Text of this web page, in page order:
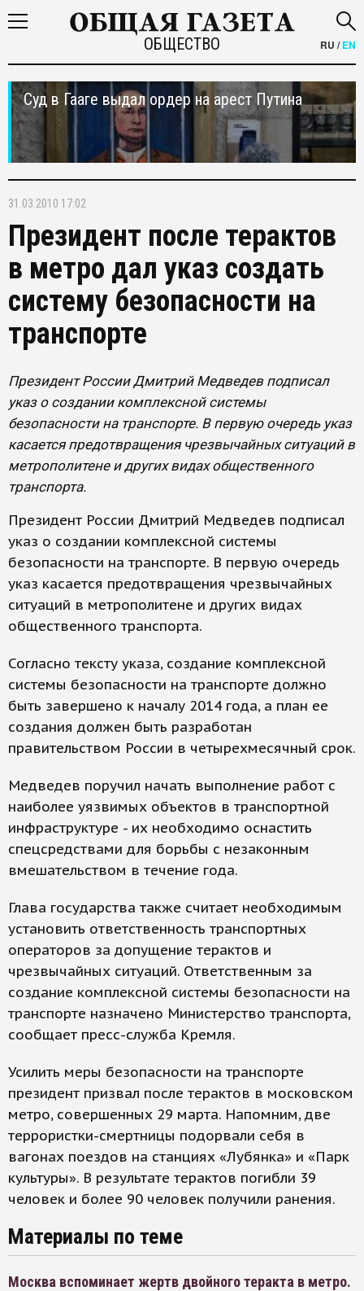
ОБЩЕСТВО RU /EN
Суд в Гааге выдал ордер на арест Путина
31.03.2010 17:02
Президент после терактов
в метро дал указ создать
систему безопасности на
транспорте
Президент России Дмитрий Медведев подписал
указ о создании комплексной системы
безопасности на транспорте. В первую очередь указ
касается предотвращения чрезвычайных ситуаций в
метрополитене и других видах общественного
транспорта.
Президент России Дмитрий Медведев подписал
указ о создании комплексной системы
безопасности на транспорте. В первую очередь
указ касается предотвращения чрезвычайных
ситуаций в метрополитене и других видах
общественного транспорта.
Согласно тексту указа, создание комплексной
системы безопасности на транспорте должно
быть завершено к началу 2014 года, а план ее
создания должен быть разработан
правительством России в четырехмесячный срок.
Медведев поручил начать выполнение работ с
наиболее уязвимых объектов в транспортной
инфраструктуре - их необходимо оснастить
спецсредствами для борьбы с незаконным
вмешательством в течение года.
Глава государства также считает необходимым
установить ответственность транспортных
операторов за допущение терактов и
чрезвычайных ситуаций. Ответственным за
создание комплексной системы безопасности на
транспорте назначено Министерство транспорта,
сообщает пресс-служба Кремля.
Усилить меры безопасности на транспорте
президент призвал после терактов в московском
метро, совершенных 29 марта. Напомним, две
террористки-смертницы подорвали себя в
вагонах поездов на станциях «Лубянка» и «Парк
культуры». В результате терактов погибли 39
человек и более 90 человек получили ранения.
Материалы по теме
Москва вспоминает жертв двойного теракта в метро.